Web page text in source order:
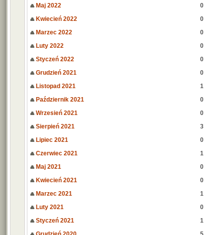
Maj 2022
0
Kwiecień 2022
0
Marzec 2022
0
Luty 2022
0
Styczeń 2022
0
Grudzień 2021
0
Listopad 2021
1
Październik 2021
0
Wrzesień 2021
0
Sierpień 2021
3
Lipiec 2021
0
Czerwiec 2021
1
Maj 2021
0
Kwiecień 2021
0
Marzec 2021
1
Luty 2021
0
Styczeń 2021
1